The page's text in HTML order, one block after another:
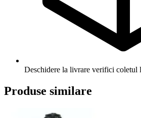
Deschidere la livrare verifici coletul
Produse similare